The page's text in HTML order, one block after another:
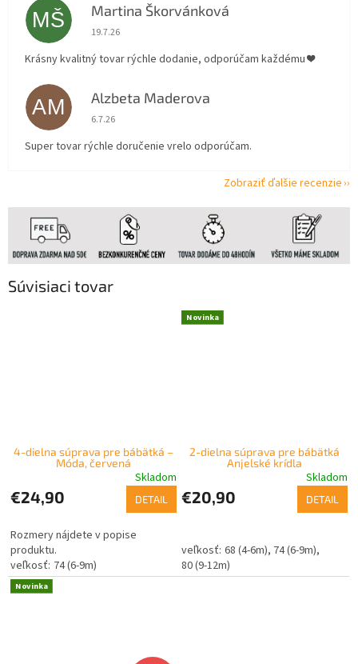
Súvisiaci tovar
4-dielna súprava pre bábätká –
Móda, červená
Skladom
€24,90 DETAIL
Rozmery nájdete v popise
produktu.
74 (6-9m)
Novinka
2-dielna súprava pre bábätká
Anjelské krídla
Skladom
€20,90 DETAIL
68 (4-6m) 74 (6-9m)
80 (9-12m)
Novinka
MŠ Martina Škorvánková
Hodnotenie obchodu je 5 z 5 hviezdičiek.
19.7.26
Krásny kvalitný tovar rýchle dodanie, odporúčam každému ❤️
AM Alzbeta Maderova
Hodnotenie obchodu je 5 z 5 hviezdičiek.
6.7.26
Super tovar rýchle doručenie vrelo odporúčam.
Zobraziť ďalšie recenzie